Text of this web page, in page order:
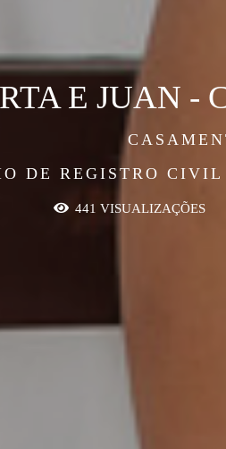
DE REGISTRO
E JUAN -
441 VISUALIZAÇÕES